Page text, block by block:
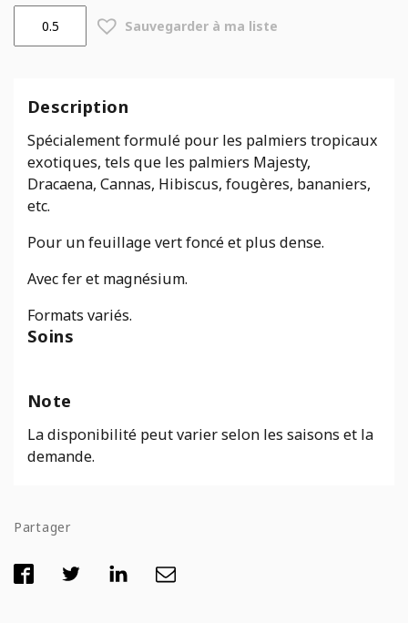
12-
Sauvegarder à ma liste
Description
Spécialement formulé pour les palmiers tropicaux
exotiques, tels que les palmiers Majesty,
Dracaena, Cannas, Hibiscus, fougères, bananiers,
etc.
Pour un feuillage vert foncé et plus dense.
Avec fer et magnésium.
Formats variés.
Soins
Note
La disponibilité peut varier selon les saisons et la
demande.
Partager